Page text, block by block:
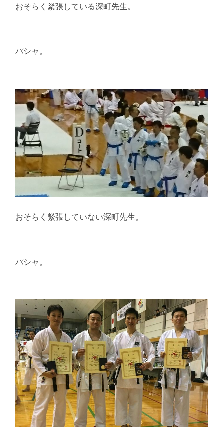
おそらく緊張している深町先生。
パシャ。
おそらく緊張していない深町先生。
パシャ。